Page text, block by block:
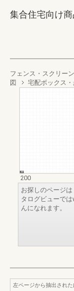
集合住宅向け
フェンス・スクリーン
図
宅配ボックス
200
お探しのページ
タログビューで
んになれます。
左ページから抽出され